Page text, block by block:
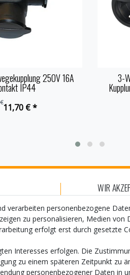
250V 16A
IP44
11,70 € *
3-
WIR
WIR
verarbeiten personenbezogene
zu personalisieren, Medien von
erfolgt erst durch gesetzte
Interesses erfolgen. Die
zu einem späteren Zeitpunkt zu
personenbezogener Daten in